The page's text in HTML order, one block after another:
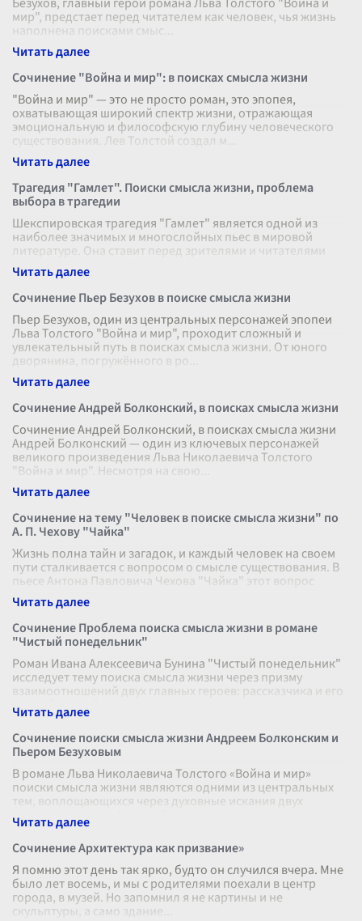
мир", предстает перед читателем как человек, чья жизнь
наполнена поисками смыс
Сочинение "Война и мир": в поисках смысла жизни
"Война и мир" — это не просто роман, это эпопея,
охватывающая широкий спектр жизни, отражающая
эмоциональную и философскую глубину человеческого
существования. Лев Толстой создал м
Трагедия "Гамлет". Поиски смысла жизни, проблема
выбора в трагедии
Шекспировская трагедия "Гамлет" является одной из
наиболее значимых и многослойных пьес в мировой
литературе. Она ставит перед зрителями и читателями
вопросы, которые остаются акту
Сочинение Пьер Безухов в поиске смысла жизни
Пьер Безухов, один из центральных персонажей эпопеи
Льва Толстого "Война и мир", проходит сложный и
увлекательный путь в поисках смысла жизни. От юного
дворянина, погружённого в ро
Сочинение Андрей Болконский, в поисках смысла жизни
Сочинение Андрей Болконский, в поисках смысла жизни
Андрей Болконский — один из ключевых персонажей
великого произведения Льва Николаевича Толстого
"Война и мир". Несмотря на свою
Сочинение на тему "Человек в поиске смысла жизни" по
А. П. Чехову "Чайка"
Жизнь полна тайн и загадок, и каждый человек на своем
пути сталкивается с вопросом о смысле существования. В
пьесе Антона Павловича Чехова "Чайка" этот вопрос
также отражен, мастер
Сочинение Проблема поиска смысла жизни в романе
"Чистый понедельник"
Роман Ивана Алексеевича Бунина "Чистый понедельник"
исследует тему поиска смысла жизни через призму
взаимоотношений двух главных героев: рассказчика и его
возлюбленной. Концентраци
Сочинение поиски смысла жизни Андреем Болконским и
Пьером Безуховым
В романе Льва Николаевича Толстого «Война и мир»
поиски смысла жизни являются одними из центральных
тем, воплощающихся через духовные искания двух
главных героев — Андрея Болконско
Сочинение Архитектура как призвание»
Я помню этот день так ярко, будто он случился вчера. Мне
было лет восемь, и мы с родителями поехали в центр
города, в музей. Но запомнил я не картины и не
скульптуры, а само здание